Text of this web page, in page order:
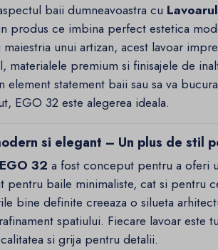
baii dumneavoastra cu
produs ce imbina perfect estetica
maiestria unui artizan, acest lavoar
materialele premium si finisajele de
element statement baii sau sa va
EGO 32 este alegerea ideala.
si elegant – Un plus de stil
32 a fost conceput pentru a oferi
pentru baile minimaliste, cat si pentru
bine definite creeaza o silueta
spatiului. Fiecare lavoar este
si grija pentru detalii.